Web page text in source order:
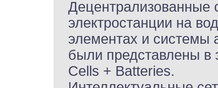
Децентрализованные
электростанции на
элементах и системы
были представлены в
Cells + Batteries.